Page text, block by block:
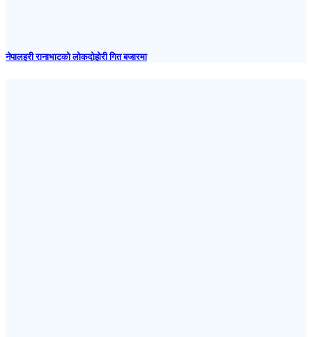
नेपालहरी रानाभाटको लोकदोहोरी गित बजारमा